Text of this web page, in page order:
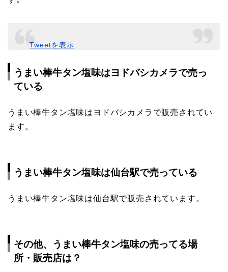
Tweetを表示
うまい棒牛タン塩味はヨドバシカメラで売っ
ている
うまい棒牛タン塩味はヨドバシカメラで販売されてい
ます。
うまい棒牛タン塩味は仙台駅で売っている
うまい棒牛タン塩味は仙台駅で販売されています。
その他、うまい棒牛タン塩味の売ってる場
所・販売店は？